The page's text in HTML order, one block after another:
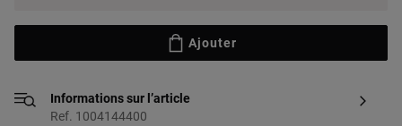
Ajouter
Informations sur l’article
Ref. 1004144400